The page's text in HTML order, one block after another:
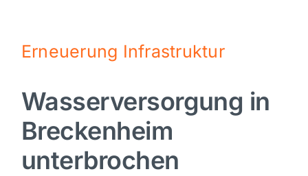
Nachrichten
Politik
Wirtschaft
Erneuerung Infrastruktur
Wasserversorgung in
Breckenheim
unterbrochen